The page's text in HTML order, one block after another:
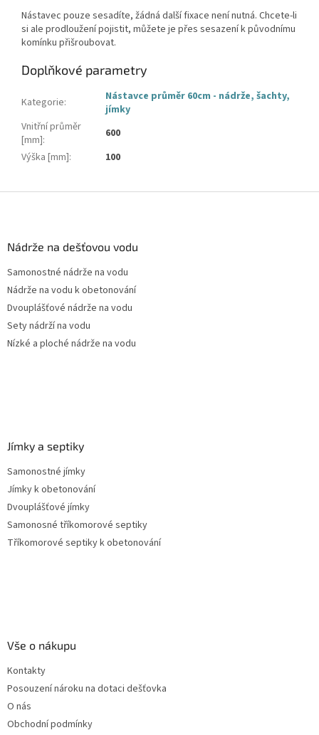
Nástavec pouze sesadíte, žádná další fixace není nutná. Chcete-li
si ale prodloužení pojistit, můžete je přes sesazení k původnímu
komínku přišroubovat.
Doplňkové parametry
Kategorie:
Nástavce průměr 60cm - nádrže, šachty,
jímky
Vnitřní průměr
[mm]:
600
Výška [mm]: 100
Nádrže na dešťovou vodu
Samonostné nádrže na vodu
Nádrže na vodu k obetonování
Dvouplášťové nádrže na vodu
Sety nádrží na vodu
Nízké a ploché nádrže na vodu
Jímky a septiky
Samonostné jímky
Jímky k obetonování
Dvouplášťové jímky
Samonosné tříkomorové septiky
Tříkomorové septiky k obetonování
Vše o nákupu
Kontakty
Posouzení nároku na dotaci dešťovka
O nás
Obchodní podmínky